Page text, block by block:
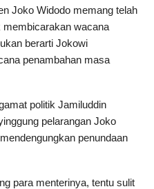
Joko Widodo memang telah
membicarakan wacana
berarti Jokowi
penambahan masa
politik Jamiluddin
pelarangan Joko
penundaan
para menterinya, tentu sulit